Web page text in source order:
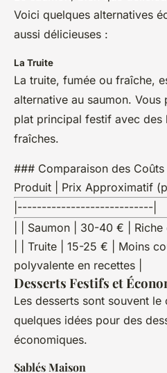
Voici quelques alternatives
aussi délicieuses :
La Truite
La truite, fumée ou fraîche,
alternative au saumon.
plat principal festif avec des
fraîches.
### Comparaison des Coûts
Produit | Prix Approximatif
|----------------------------|
| | Saumon | 30-40 € |
| | Truite | 15-25 € | Moins
polyvalente en recettes |
Desserts Festifs et
Les desserts sont souvent
quelques idées pour des
économiques.
Sablés Maison